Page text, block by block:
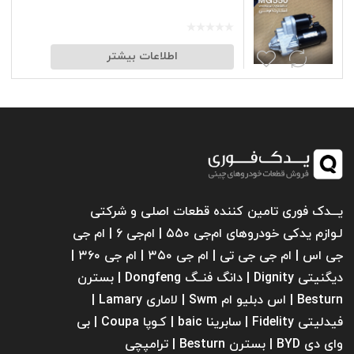
اطلاعات بیشتر
یـــدک فوری تامین کننده قطعات اصلی و شرکتی
لـوازم یدکی خودروهای ام‌جی ۵۵۰ | ام‌جی ۶ | ام جی
دیگنیتی Dignity | دانگ فنــگ Dongfeng | بسترن
فیدلیتی Fidelity | سابرینا ‌baic | کـوپا Coupa | بی
وای دی BYD | بسترن Besturn | ترامپچی